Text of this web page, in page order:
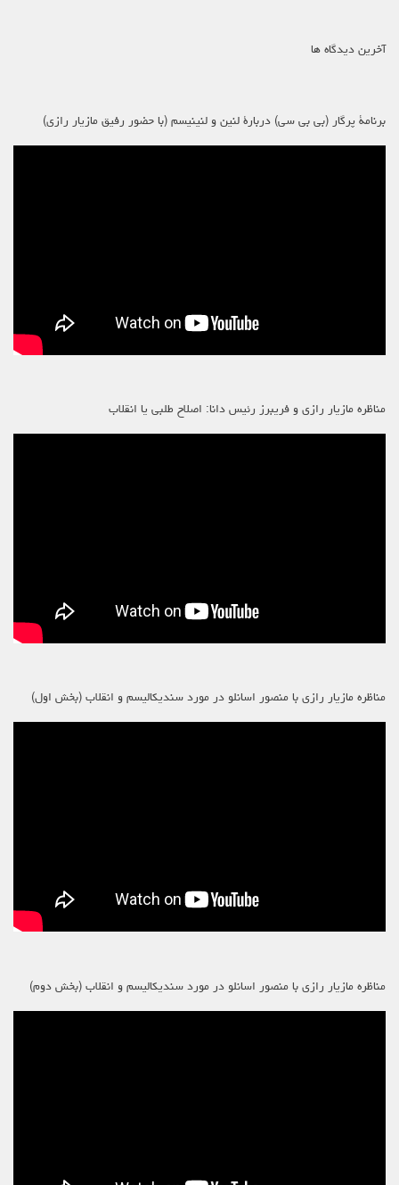
آخرین دیدگاه ها
برنامۀ پرگار (بی بی سی) دربارۀ لنین و لنینیسم (با حضور رفیق مازیار رازی)
مناظره مازیار رازی و فریبرز رئیس دانا: اصلاح طلبی یا انقلاب
مناظره مازیار رازی با منصور اسانلو در مورد سندیکالیسم و انقلاب (بخش اول)
مناظره مازیار رازی با منصور اسانلو در مورد سندیکالیسم و انقلاب (بخش دوم)